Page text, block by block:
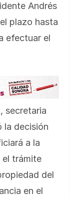
Andrés
plazo hasta
efectuar el
secretaria
la decisión
a la
el trámite
del
en el